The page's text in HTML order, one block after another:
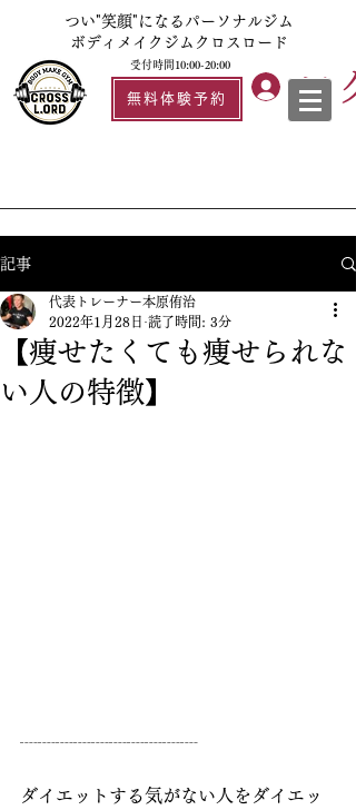
つい"笑顔"になるパーソナルジム
ボディメイクジムクロスロード
受付時間10:00-20:00
無料体験予約 ロ
記事
【痩せたくても痩せられな
い人の特徴】
代表トレーナー本原侑治
2022年1月28日 読了時間: 3分
┈┈┈┈┈┈┈┈┈┈
ダイエットする気がない人をダイエッ